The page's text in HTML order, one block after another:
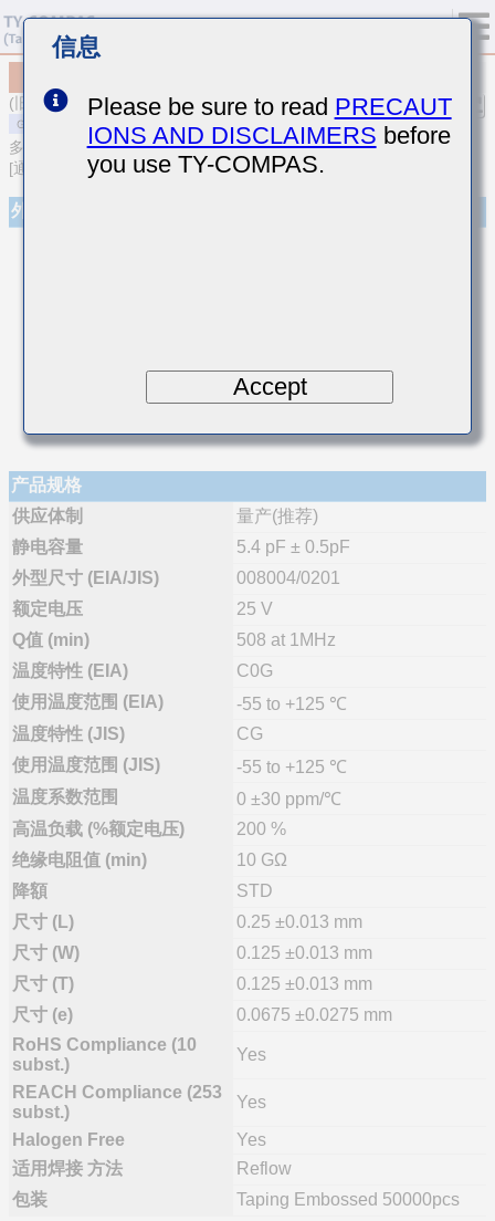
(旧型号 TMK021CG5R4DK-W)
多层陶瓷电容器
[通用型多层陶瓷电容器(温度补偿用)]
外观
产品规格
供应体制
量产(推荐)
静电容量
5.4 pF ± 0.5pF
外型尺寸 (EIA/JIS)
008004/0201
额定电压
25 V
Q值 (min)
508 at 1MHz
温度特性 (EIA)
C0G
使用温度范围 (EIA)
-55 to +125 ℃
温度特性 (JIS)
CG
使用温度范围 (JIS)
-55 to +125 ℃
温度系数范围
0 ±30 ppm/℃
高温负载 (%额定电压)
200 %
绝缘电阻值 (min)
10 GΩ
降額
STD
尺寸 (L)
0.25 ±0.013 mm
尺寸 (W)
0.125 ±0.013 mm
尺寸 (T)
0.125 ±0.013 mm
尺寸 (e)
0.0675 ±0.0275 mm
RoHS Compliance (10
subst.)
Yes
REACH Compliance (253
subst.)
Yes
Halogen Free
Yes
适用焊接 方法
Reflow
包装
Taping Embossed 50000pcs
信息
Please be sure to read PRECAUT
IONS AND DISCLAIMERS before
you use TY-COMPAS.
Accept